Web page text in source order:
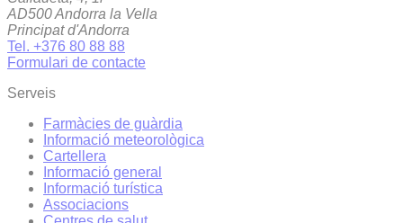
AD500 Andorra la Vella
Principat d'Andorra
Tel. +376 80 88 88
Formulari de contacte
Serveis
Farmàcies de guàrdia
Informació meteorològica
Cartellera
Informació general
Informació turística
Associacions